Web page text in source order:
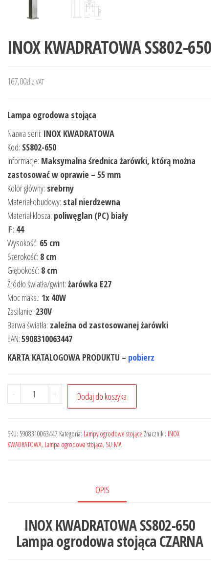
INOX KWADRATOWA SS802-650
167,00zł z VAT
Lampa ogrodowa stojąca
Nazwa serii: INOX KWADRATOWA
Kod: SS802-650
Informacje: Maksymalna średnica żarówki, którą można
zastosować w oprawie – 55 mm
Kolor główny: srebrny
Materiał obudowy: stal nierdzewna
Materiał klosza: poliwęglan (PC) biały
IP: 44
Wysokość: 65 cm
Szerokość: 8 cm
Głębokość: 8 cm
Źródło światła/gwint: żarówka E27
Moc maks.: 1x 40W
Zasilanie: 230V
Barwa światła: zależna od zastosowanej żarówki
EAN:5908310063447
KARTA KATALOGOWA PRODUKTU – pobierz
- + Dodaj do koszyka
SKU: 5908310063447 Kategoria: Lampy ogrodowe stojące Znaczniki: INOX
KWADRATOWA, Lampa ogrodowa stojąca, SU-MA
OPIS
INOX KWADRATOWA SS802-650
Lampa ogrodowa stojąca CZARNA